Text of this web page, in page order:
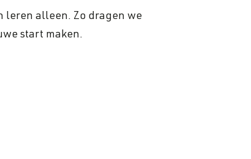
leren alleen. Zo dragen we
start maken.